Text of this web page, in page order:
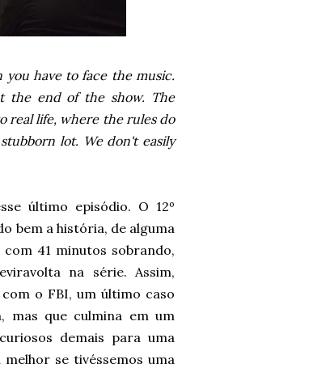
you have to face the music.
the end of the show. The
real life, where the rules do
lot. We don't easily
último episódio. O 12º
bem a história, de alguma
41 minutos sobrando,
na série. Assim,
o FBI, um último caso
mas que culmina em um
demais para uma
se tivéssemos uma